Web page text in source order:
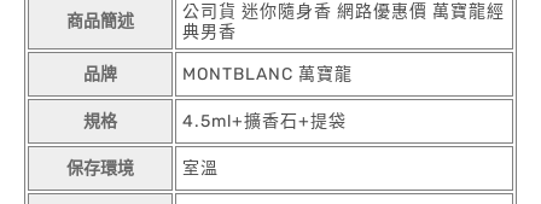
商品簡述
公司貨 迷你隨身香 網路優惠價 萬寶龍經
典男香
品牌 MONTBLANC 萬寶龍
規格 4.5ml+擴香石+提袋
保存環境 室溫